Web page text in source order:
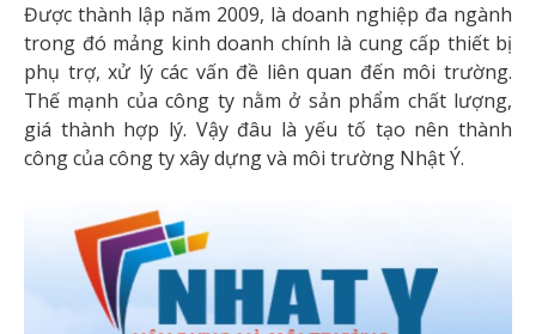
Được thành lập năm 2009, là doanh nghiệp đa ngành
trong đó mảng kinh doanh chính là cung cấp thiết bị
phụ trợ, xử lý các vấn đề liên quan đến môi trường.
Thế mạnh của công ty nằm ở sản phẩm chất lượng,
giá thành hợp lý. Vậy đâu là yếu tố tạo nên thành
công của công ty xây dựng và môi trường Nhật Ý.